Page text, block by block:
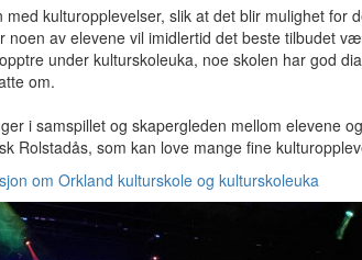
kulturopplevelser, slik at det blir mulighet for
noen av elevene vil imidlertid det beste tilbudet
under kulturskoleuka, noe skolen har god
om.
i samspillet og skapergleden mellom elevene og
Rolstadås, som kan love mange fine
om Orkland kulturskole og kulturskoleuka